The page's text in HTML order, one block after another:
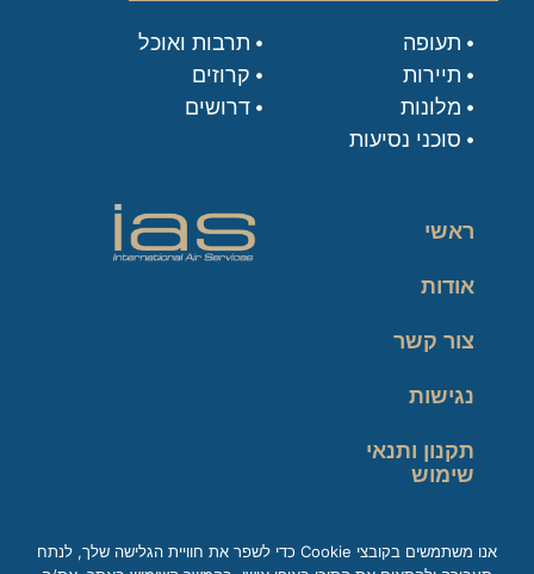
תעופה
תיירות
מלונות
סוכני נסיעות
תרבות ואוכל
קרוזים
דרושים
ראשי
אודות
צור קשר
נגישות
תקנון ותנאי
שימוש
אנו משתמשים בקובצי Cookie כדי לשפר את חוויית הגלישה שלך, לנתח